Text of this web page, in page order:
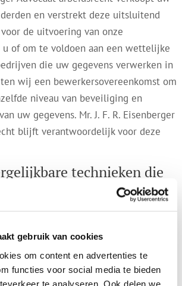
gebruik van cookies
om content en advertenties te
functies voor social media te bieden
te analyseren. Ook delen we
en verstrekt deze uitsluitend
de uitvoering van onze
of om te voldoen aan een wettelijke
die uw gegevens verwerken in
wij een bewerkersovereenkomst om
niveau van beveiliging en
uw gegevens. Mr. J. F. R. Eisenberger
blijft verantwoordelijk voor deze
technieken die
Advocaat arbeidsrecht gebruikt
en tracking cookies. Een cookie is
dat bij het eerste bezoek aan deze
in de browser van uw computer,
Mr. J. F. R. Eisenberger Advocaat